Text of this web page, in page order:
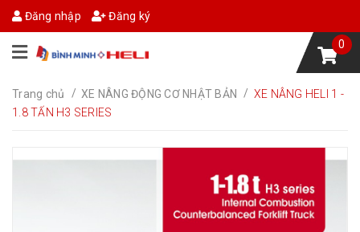
Đăng nhập Đăng ký
0
Trang chủ / XE NÂNG ĐỘNG CƠ NHẬT BẢN / XE NÂNG HELI 1 -
1.8 TẤN H3 SERIES